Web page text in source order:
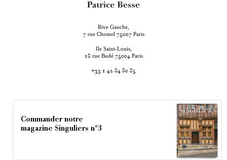
Rive Gauche,
7 rue Chomel 75007 Paris
Ile Saint-Louis,
18 rue Budé 75004 Paris
+33 1 42 84 80 85
Commander notre
magazine Singuliers n°3